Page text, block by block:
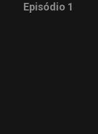
Episódio 1